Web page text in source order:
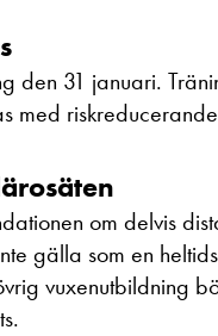
den 31 januari.
med
om delvis
gälla som en
vuxenutbildning